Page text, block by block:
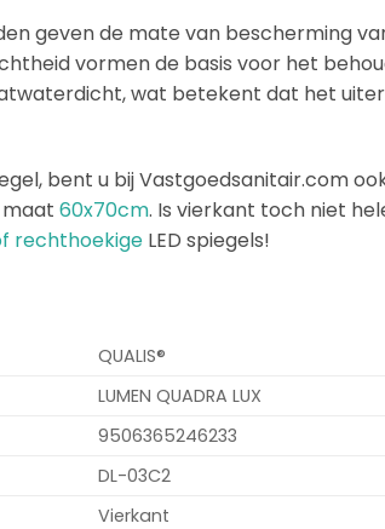
geven de mate van bescherming
vormen de basis voor het
wat betekent dat het
bent u bij Vastgoedsanitair.com
maat 60x70cm. Is vierkant toch niet
rechthoekige LED spiegels!
QUALIS®
LUMEN QUADRA LUX
9506365246233
DL-03C2
Vierkant